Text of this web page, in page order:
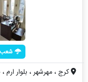
شعب
کرج ، مهرشهر ، بلوار ارم